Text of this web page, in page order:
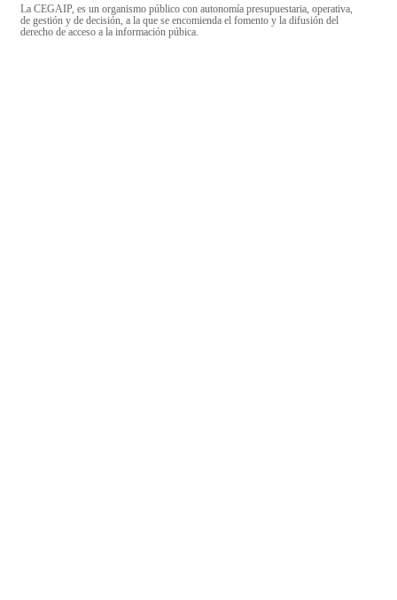
La CEGAIP, es un organismo público con autonomía presupuestaria, operativa,
de gestión y de decisión, a la que se encomienda el fomento y la difusión del
derecho de acceso a la información púbica.